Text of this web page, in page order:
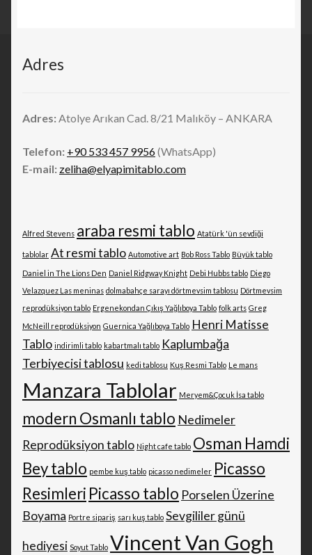
Adres
Adres: Atolye Arıkan Cad. 8/21 Malıköy – ANKARA
Telefon: +90 533 457 9956(WhatsApp)
E-mail: zeliha@elyapimitablo.com
Alfred Stevens araba resmi tablo Atatürk 'ün sevdiği
tablolar At resmi tablo Automotive art Bob Ross Tablo Büyük tablo
Daniel in The Lions Den Daniel Ridgway Knight Debi Hubbs tablo Diego
Velazquez Las meninas dolmabahçe sarayı dörtmevsim tablosu Dörtmevsim
reprodüksiyon tablo Ergenekondan Çıkış Yağlıboya Tablo folk arts Greg
McNeill reprodüksiyon Guernica Yağlıboya Tablo Henri Matisse
Tablo indirimli tablo kabartmalı tablo Kaplumbağa
Terbiyecisi tablosu kedi tablosu Kuş Resmi Tablo Le mans
Manzara Tablolar Meryem&Çocuk İsa tablo
modern Osmanlı tablo Nedimeler
Reprodüksiyon tablo Night cafe tablo Osman Hamdi
Bey tablo pembe kuş tablo picasso nedimeler Picasso
Resimleri Picasso tablo Porselen Üzerine
Boyama Portre sipariş sarı kuş tablo Sevgililer günü
hediyesi Soyut Tablo Vincent Van Gogh